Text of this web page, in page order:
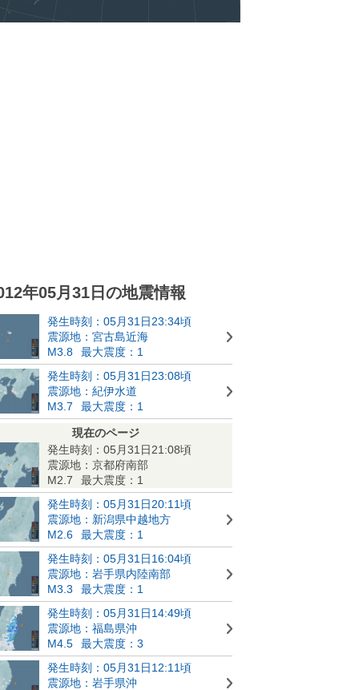
年05月31日の地震情報
発生時刻：05月31日23:34頃
震源地：宮古島近海
M3.8
最大震度：1
発生時刻：05月31日23:08頃
震源地：紀伊水道
M3.7
最大震度：1
現在のページ
発生時刻：05月31日21:08頃
震源地：京都府南部
M2.7
最大震度：1
発生時刻：05月31日20:11頃
震源地：新潟県中越地方
M2.6
最大震度：1
発生時刻：05月31日16:04頃
震源地：岩手県内陸南部
M3.3
最大震度：1
発生時刻：05月31日14:49頃
震源地：福島県沖
M4.5
最大震度：3
発生時刻：05月31日12:11頃
震源地：岩手県沖